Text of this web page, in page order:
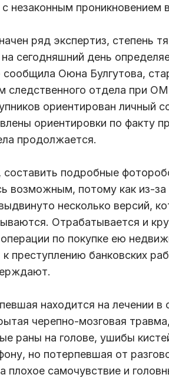
незаконным проникновением
ряд экспертиз, степень
сегодняшний день
сообщила Оюна Булгутова,
следственного отдела при
ориентирован личный
ориентировки по факту
продолжается.
подробные
возможным, потому как из-
несколько версий,
Отрабатывается и
по покупке ею
к преступлению банковских
находится на лечении в
черепно-мозговая
раны на голове, ушибы
но потерпевшая от
плохое самочувствие и